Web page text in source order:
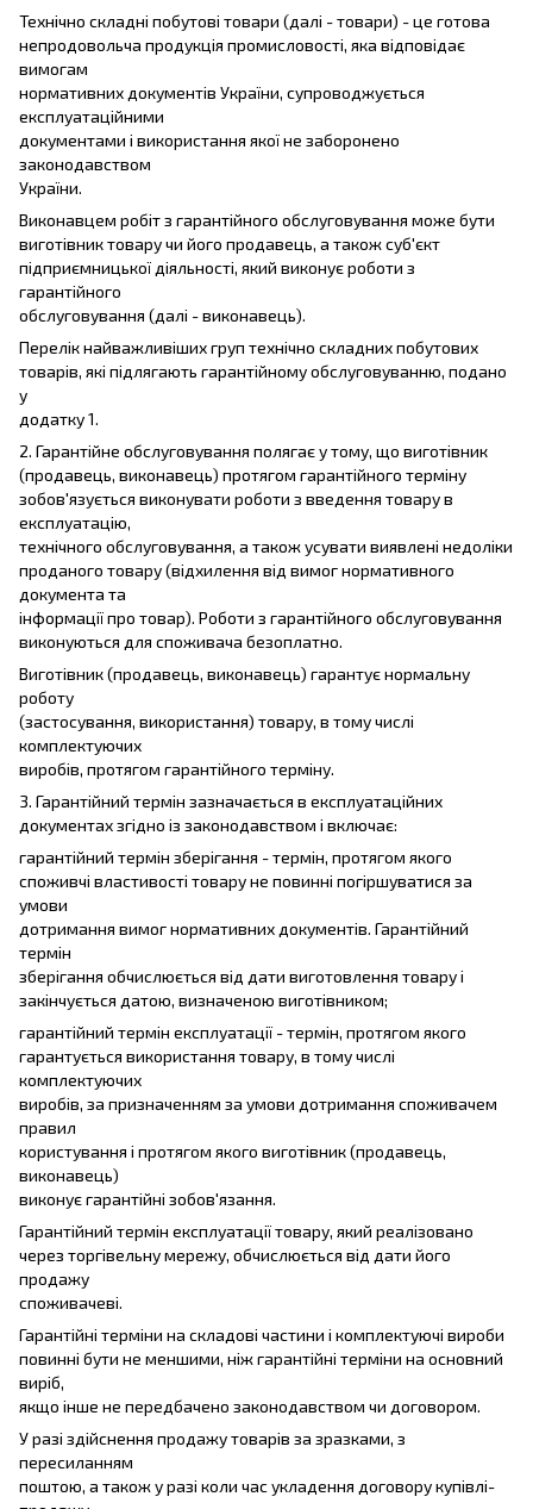
Технічно складні побутові товари (далі - товари) - це готова
непродовольча продукція промисловості, яка відповідає
вимогам
нормативних документів України, супроводжується
експлуатаційними
документами і використання якої не заборонено
законодавством
України.
Виконавцем робіт з гарантійного обслуговування може бути
виготівник товару чи його продавець, а також суб'єкт
підприємницької діяльності, який виконує роботи з
гарантійного
обслуговування (далі - виконавець).
Перелік найважливіших груп технічно складних побутових
товарів, які підлягають гарантійному обслуговуванню, подано
у
додатку 1.
2. Гарантійне обслуговування полягає у тому, що виготівник
(продавець, виконавець) протягом гарантійного терміну
зобов'язується виконувати роботи з введення товару в
експлуатацію,
технічного обслуговування, а також усувати виявлені недоліки
проданого товару (відхилення від вимог нормативного
документа та
інформації про товар). Роботи з гарантійного обслуговування
виконуються для споживача безоплатно.
Виготівник (продавець, виконавець) гарантує нормальну
роботу
(застосування, використання) товару, в тому числі
комплектуючих
виробів, протягом гарантійного терміну.
3. Гарантійний термін зазначається в експлуатаційних
документах згідно із законодавством і включає:
гарантійний термін зберігання - термін, протягом якого
споживчі властивості товару не повинні погіршуватися за
умови
дотримання вимог нормативних документів. Гарантійний
термін
зберігання обчислюється від дати виготовлення товару і
закінчується датою, визначеною виготівником;
гарантійний термін експлуатації - термін, протягом якого
гарантується використання товару, в тому числі
комплектуючих
виробів, за призначенням за умови дотримання споживачем
правил
користування і протягом якого виготівник (продавець,
виконавець)
виконує гарантійні зобов'язання.
Гарантійний термін експлуатації товару, який реалізовано
через торгівельну мережу, обчислюється від дати його
продажу
споживачеві.
Гарантійні терміни на складові частини і комплектуючі вироби
повинні бути не меншими, ніж гарантійні терміни на основний
виріб,
якщо інше не передбачено законодавством чи договором.
У разі здійснення продажу товарів за зразками, з
пересиланням
поштою, а також у разі коли час укладення договору купівлі-